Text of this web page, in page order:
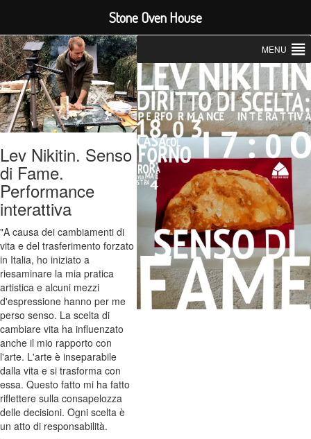
Lev Nikitin. Senso
di Fame.
Performance
interattiva
"A causa dei cambiamenti di
vita e del trasferimento forzato
in Italia, ho iniziato a
riesaminare la mia pratica
artistica e alcuni mezzi
d'espressione hanno per me
perso senso. La scelta di
cambiare vita ha influenzato
anche il mio rapporto con
l'arte. L'arte è inseparabile
dalla vita e si trasforma con
essa. Questo fatto mi ha fatto
riflettere sulla consapelozza
delle decisioni. Ogni scelta è
un atto di responsabilità.
MENU
Stone Oven House